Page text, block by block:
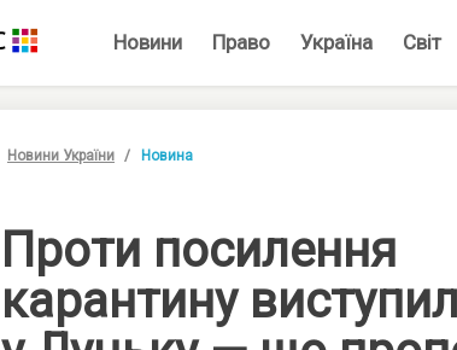
Новини Право Україна Світ
Новини України Новина
Проти посилення
карантину